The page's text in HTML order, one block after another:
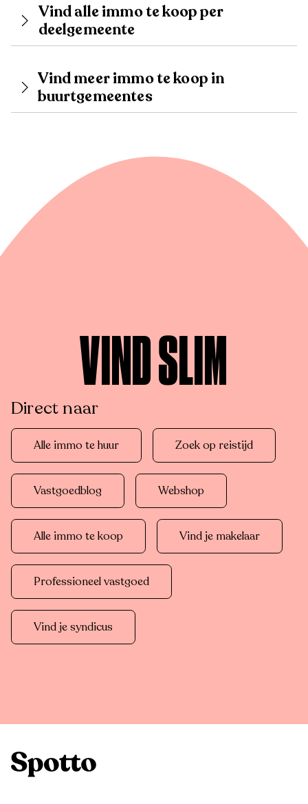
Vind alle immo te koop per
deelgemeente
Vind meer immo te koop in
buurtgemeentes
VIND SLIM
Direct naar
Alle immo te huur Zoek op reistijd
Vastgoedblog Webshop
Alle immo te koop Vind je makelaar
Professioneel vastgoed
Vind je syndicus